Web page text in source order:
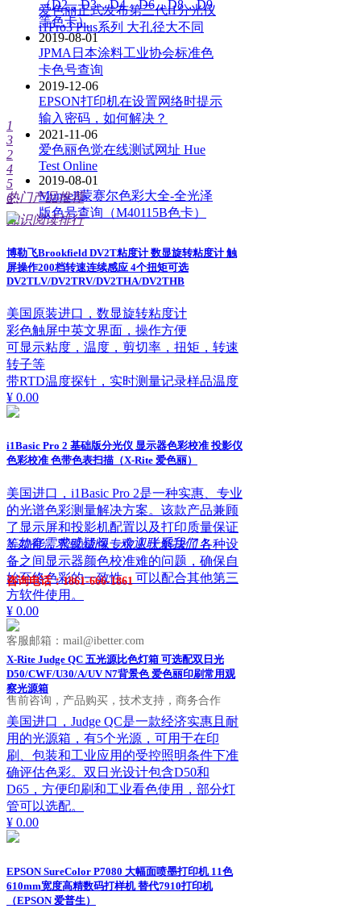
爱色丽正式发布第三代i1分光仪
i1Pro3 Plus系列 大孔径大不同
（D2，D3，D4，D6，D8，D9
等色卡）
2019-08-01
JPMA日本涂料工业协会标准色
卡色号查询
2019-12-06
EPSON打印机在设置网络时提示
输入密码，如何解决？
2021-11-06
爱色丽色觉在线测试网址 Hue
Test Online
2019-08-01
Munsell蒙赛尔色彩大全-全光泽
版色号查询（M40115B色卡）
1
3
2
4
5
6
知识阅读排行
热门产品推荐
博勒飞Brookfield DV2T粘度计 数显旋转粘度计 触
屏操作200档转速连续感应 4个扭矩可选
DV2TLV/DV2TRV/DV2THA/DV2THB
美国原装进口，数显旋转粘度计
彩色触屏中英文界面，操作方便
可显示粘度，温度，剪切率，扭矩，转速
转子等
带RTD温度探针，实时测量记录样品温度
¥ 0.00
i1Basic Pro 2 基础版分光仪 显示器色彩校准 投影仪
色彩校准 色带色表扫描（X-Rite 爱色丽）
美国进口，i1Basic Pro 2是一种实惠、专业
的光谱色彩测量解决方案。该款产品兼顾
了显示屏和投影机配置以及打印质量保证
等功能，帮助成像专业人士解决了各种设
备之间显示器颜色校准难的问题，确保自
始至终色彩的一致性。可以配合其他第三
方软件使用。
¥ 0.00
X-Rite Judge QC 五光源比色灯箱 可选配双日光
D50/CWF/U30/A/UV N7背景色 爱色丽印刷常用观
察光源箱
美国进口，Judge QC是一款经济实惠且耐
用的光源箱，有5个光源，可用于在印
刷、包装和工业应用的受控照明条件下准
确评估色彩。双日光设计包含D50和
D65，方便印刷和工业看色使用，部分灯
管可以选配。
¥ 0.00
EPSON SureColor P7080 大幅面喷墨打印机 11色
610mm宽度高精数码打样机 替代7910打印机
（EPSON 爱普生）
ꁱ 如有需求或疑问，欢迎联系我们！
咨询电话：1861-666-1861
客服邮箱：mail@ibetter.com
售前咨询，产品购买，技术支持，商务合作